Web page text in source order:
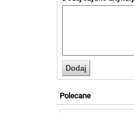
Polecane